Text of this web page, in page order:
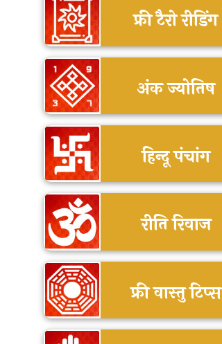
फ्री टैरो रीडिंग
अंक ज्योतिष
हिन्दू पंचांग
रीति रिवाज
फ्री वास्तु टिप्स